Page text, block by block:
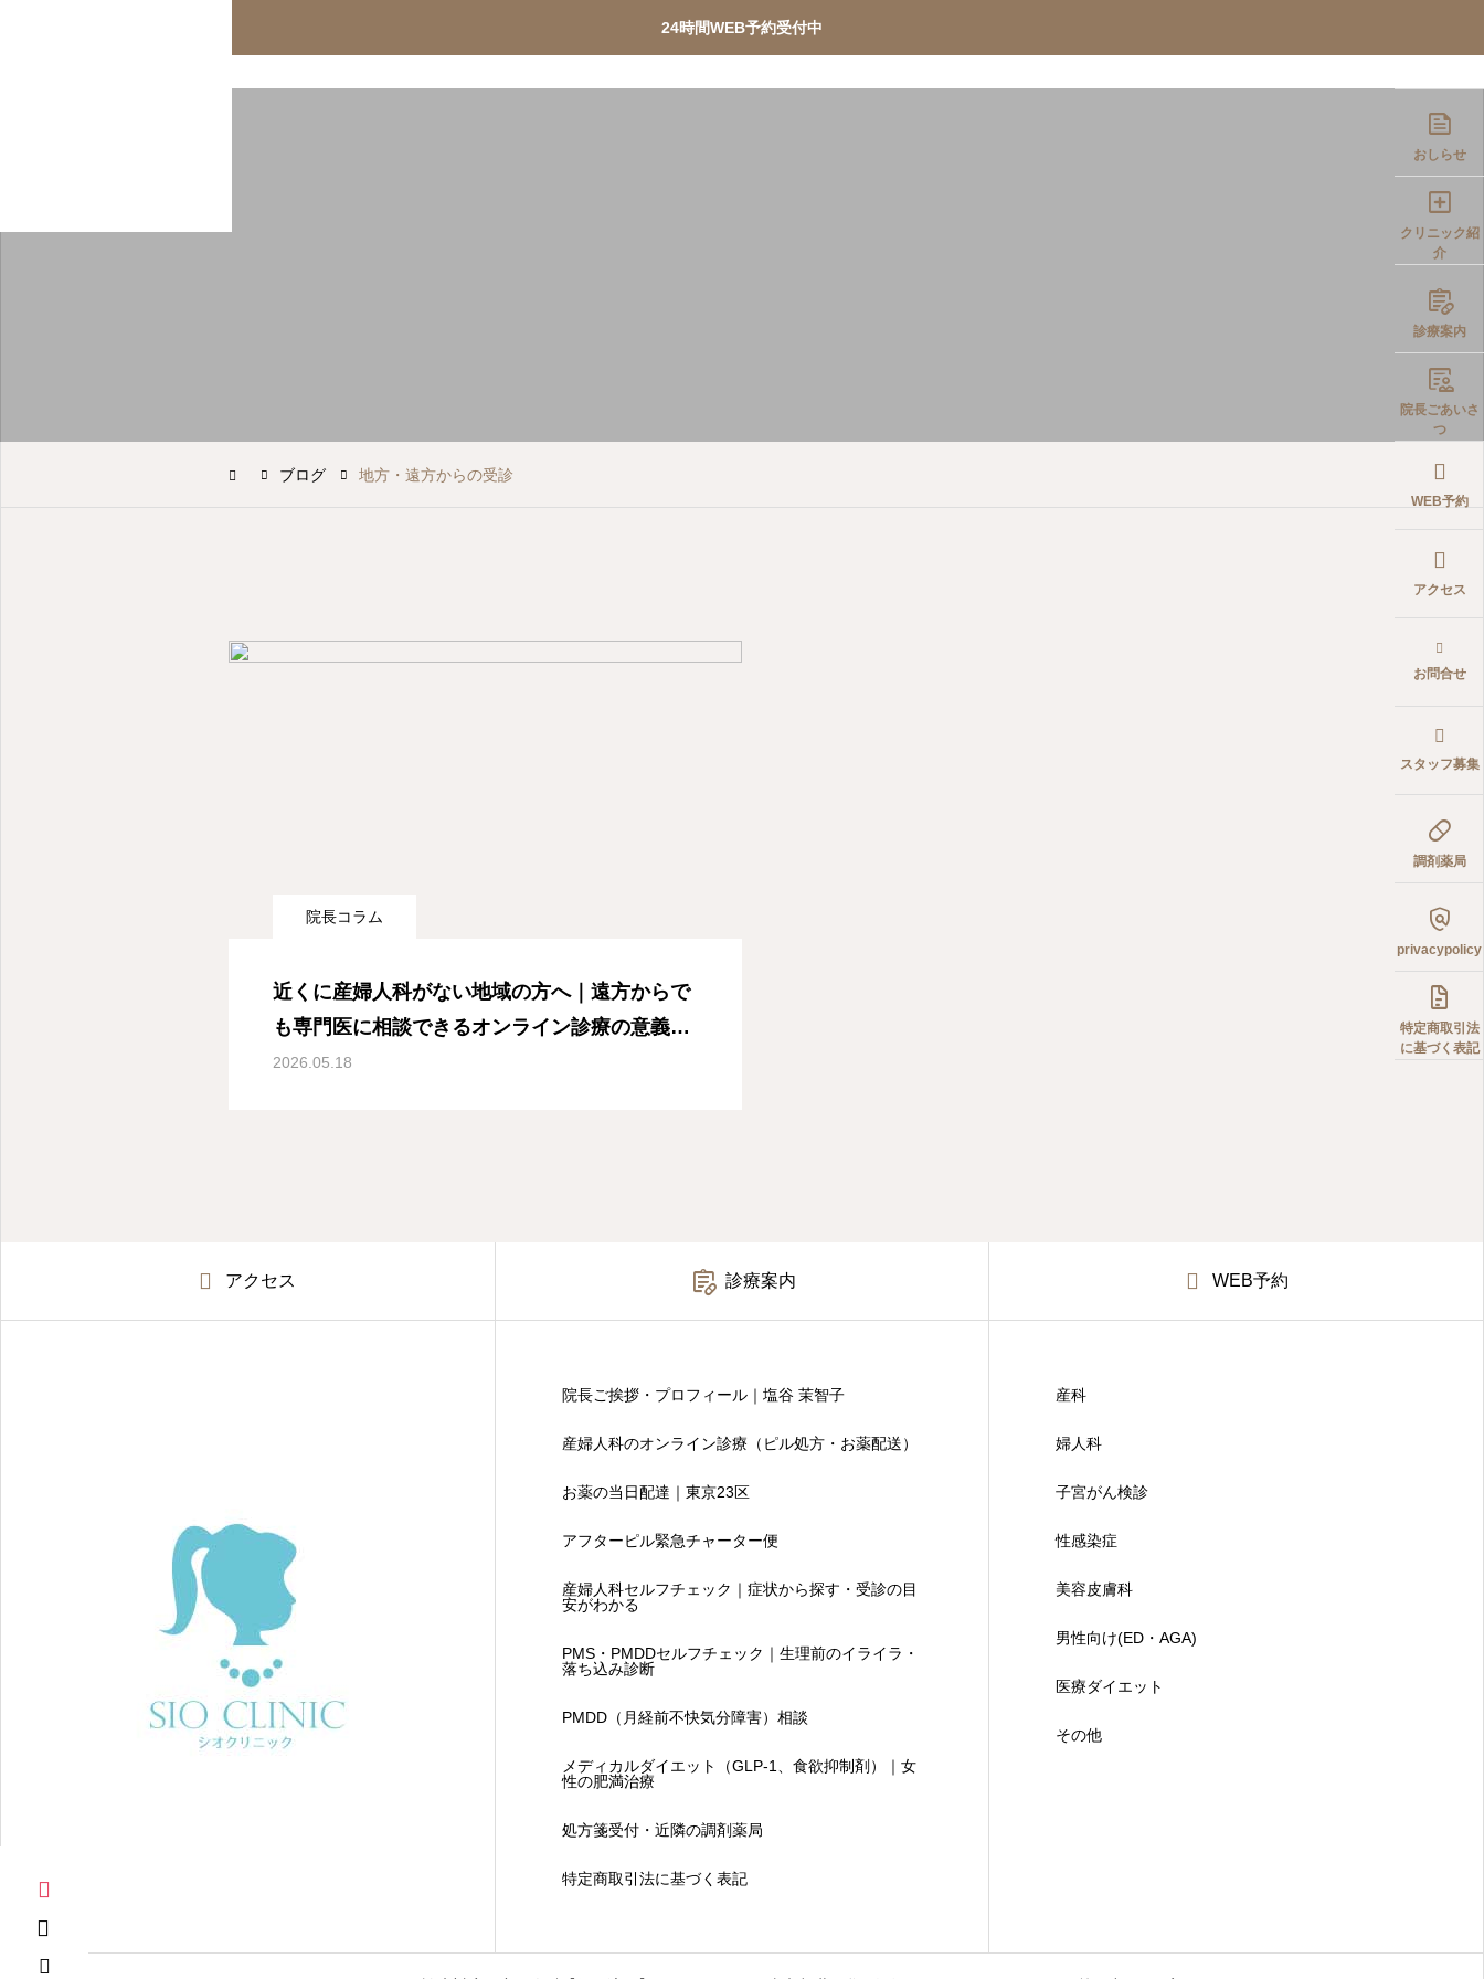
24時間WEB予約受付中

おしらせ

クリニック紹
介

診療案内

院長ごあいさ
つ
WEB予約
アクセス
お問合せ
スタッフ募集

調剤薬局

privacypolicy

特定商取引法
に基づく表記
ブログ 地方・遠方からの受診
院長コラム
近くに産婦人科がない地域の方へ｜遠方からで
も専門医に相談できるオンライン診療の意義｜
SIOクリニック
2026.05.18
アクセス  診療案内 WEB予約
院長ご挨拶・プロフィール｜塩谷 茉智子
産婦人科のオンライン診療（ピル処方・お薬配送）
お薬の当日配達｜東京23区
アフターピル緊急チャーター便
産婦人科セルフチェック｜症状から探す・受診の目
安がわかる
PMS・PMDDセルフチェック｜生理前のイライラ・
落ち込み診断
PMDD（月経前不快気分障害）相談
メディカルダイエット（GLP-1、食欲抑制剤）｜女
性の肥満治療
処方箋受付・近隣の調剤薬局
特定商取引法に基づく表記
産科
婦人科
子宮がん検診
性感染症
美容皮膚科
男性向け(ED・AGA)
医療ダイエット
その他